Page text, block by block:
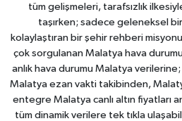
tüm gelişmeleri, tarafsızlık
taşırken; sadece geleneksel
kolaylaştıran bir şehir rehberi
çok sorgulanan Malatya hava
anlık hava durumu Malatya
Malatya ezan vakti takibinden,
entegre Malatya canlı altın fiyatları
tüm dinamik verilere tek tıkla